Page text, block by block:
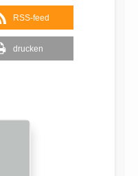
RSS-feed
drucken